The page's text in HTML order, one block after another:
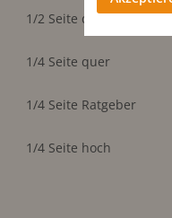
1/2 Seite quer
1/4 Seite quer
1/4 Seite Ratgeber
1/4 Seite hoch